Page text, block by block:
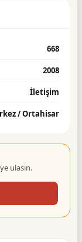
668
2008
İletişim
/ Ortahisar
ulasin.